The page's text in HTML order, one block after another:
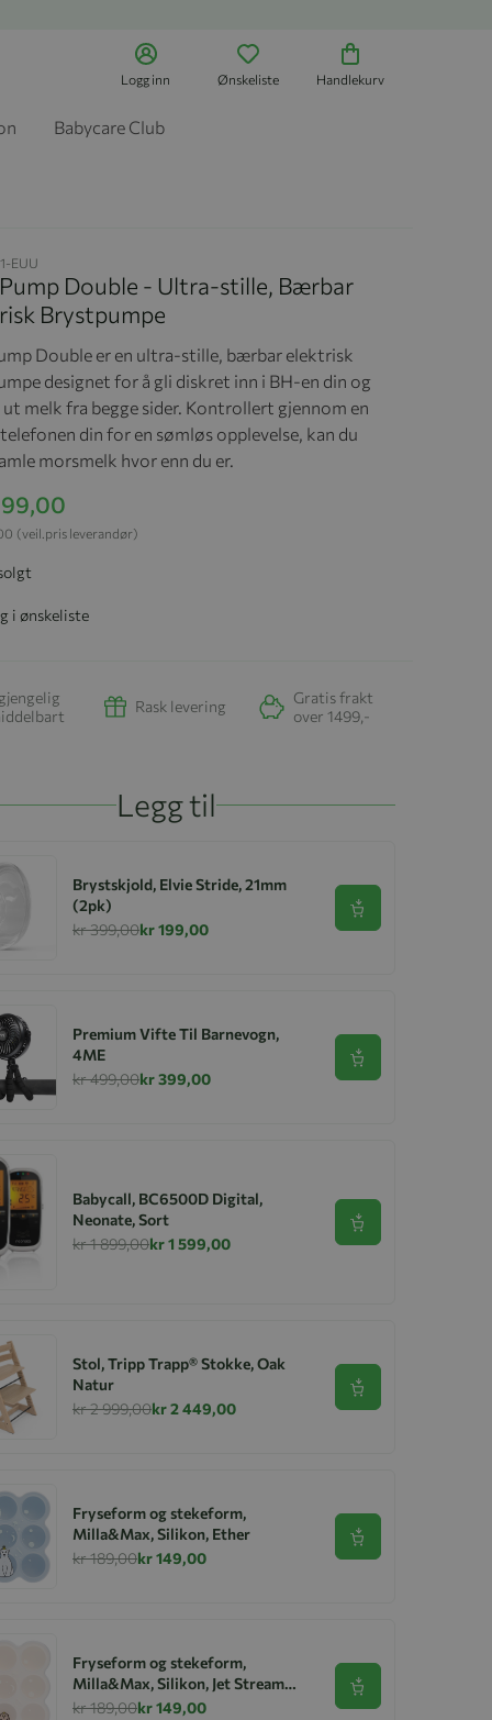
Logg inn Ønskeliste Handlekurv
Babycare Club
EUU
Double - Ultra-stille, Bærbar
Brystpumpe
Double er en ultra-stille, bærbar elektrisk
designet for å gli diskret inn i BH-en din og
melk fra begge sider. Kontrollert gjennom en
din for en sømløs opplevelse, kan du
morsmelk hvor enn du er.
(veil.pris leverandør)
i ønskeliste
Rask levering
Gratis frakt
over 1499,-
Legg til
Brystskjold, Elvie Stride, 21mm
(2pk)
kr 399,00kr 199,00
Se produkt
Premium Vifte Til Barnevogn,
4ME
kr 499,00kr 399,00
Se produkt
Babycall, BC6500D Digital,
Neonate, Sort
kr 1 899,00kr 1 599,00
Se produkt
Stol, Tripp Trapp® Stokke, Oak
Natur
kr 2 999,00kr 2 449,00
Se produkt
Fryseform og stekeform,
Milla&Max, Silikon, Ether
kr 189,00kr 149,00
Se produkt
Fryseform og stekeform,
Milla&Max, Silikon, Jet Stream
Pattern
kr 189,00kr 149,00
Se produkt